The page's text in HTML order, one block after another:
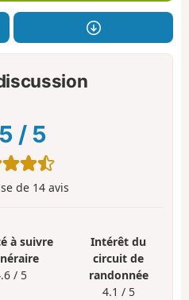
/ 5
de 14 avis
à suivre
/ 5
Intérêt du
circuit de
randonnée
4.1 / 5